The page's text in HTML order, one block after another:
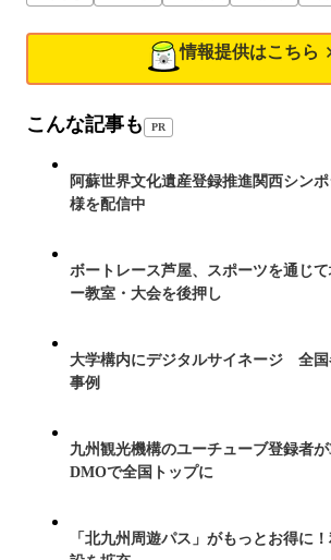
情報提供はこちら
こんな記事も PR
阿蘇世界文化遺産登録推進関西シン
様を配信中
ボートレース芦屋、スポーツを通じ
ー教室・大会を後押し
大学構内にデジタルサイネージ 全国
事例
九州観光機構のユーチューブ登録者
DMOで全国トップに
「北九州周遊パス」がもっとお得に